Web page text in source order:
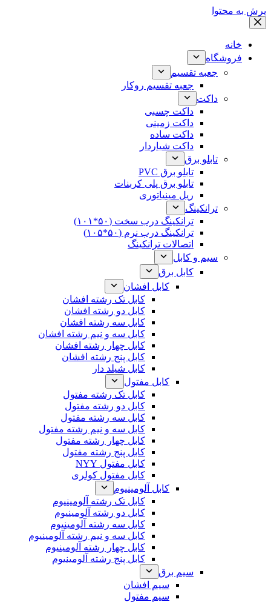
پرش به محتوا
خانه
فروشگاه
جعبه تقسیم
جعبه تقسیم روکار
داکت
داکت چسبی
داکت زمینی
داکت ساده
داکت شیاردار
تابلو برق
تابلو برق PVC
تابلو برق پلی کربنات
ریل مینیاتوری
ترانکینگ
ترانکینگ درب سخت (۵۰*۱۰۱)
ترانکینگ درب نرم (۵۰*۱۰۵)
اتصالات ترانکینگ
سیم و کابل
کابل برق
کابل افشان
کابل تک رشته افشان
کابل دو رشته افشان
کابل سه رشته افشان
کابل سه و نیم رشته افشان
کابل چهار رشته افشان
کابل پنج رشته افشان
کابل شیلد دار
کابل مفتول
کابل تک رشته مفتول
کابل دو رشته مفتول
کابل سه رشته مفتول
کابل سه و نیم رشته مفتول
کابل چهار رشته مفتول
کابل پنج رشته مفتول
کابل مفتول NYY
کابل مفتول کولری
کابل آلومینیوم
کابل تک رشته آلومینیوم
کابل دو رشته آلومینیوم
کابل سه رشته آلومینیوم
کابل سه و نیم رشته آلومینیوم
کابل چهار رشته آلومینیوم
کابل پنج رشته آلومینیوم
سیم برق
سیم افشان
سیم مفتول